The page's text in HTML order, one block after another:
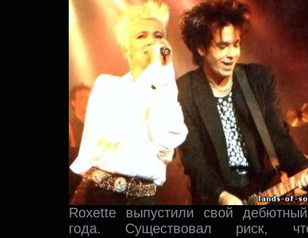
Roxette выпустили свой
года. Существовал риск,